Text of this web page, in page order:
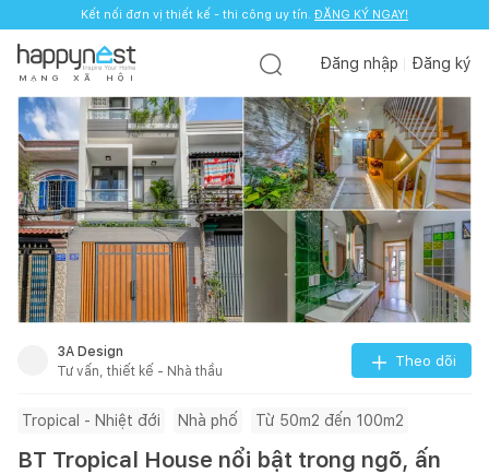
Kết nối đơn vị thiết kế - thi công uy tín. ĐĂNG KÝ NGAY!
Kết nối đơn vị thiết kế - thi công uy tín. ĐĂNG KÝ NGAY!
M Ạ N G X Ã H Ộ I
Đăng nhập Đăng ký
3A Design
Tư vấn, thiết kế - Nhà thầu
Theo dõi
Tropical - Nhiệt đới Nhà phố Từ 50m2 đến 100m2
BT Tropical House nổi bật trong ngõ, ấn